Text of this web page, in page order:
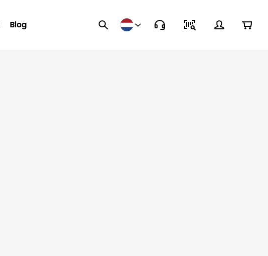
Blog